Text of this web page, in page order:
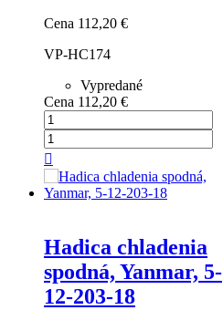
Cena 112,20 €
VP-HC174
Vypredané
Cena 112,20 €

Hadica chladenia
spodná, Yanmar, 5-
12-203-18